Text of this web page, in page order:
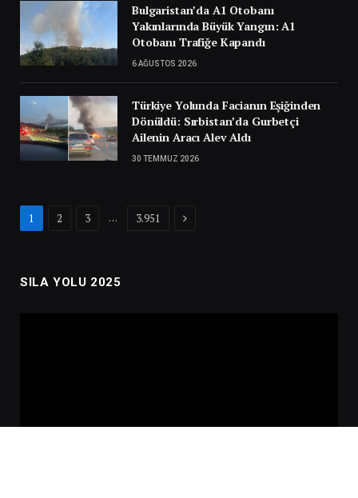
Bulgaristan’da A1 Otobanı
Yakınlarında Büyük Yangın: A1
Otobanı Trafiğe Kapandı
6 AĞUSTOS 2026
Türkiye Yolunda Facianın Eşiğinden
Dönüldü: Sırbistan’da Gurbetçi
Ailenin Aracı Alev Aldı
30 TEMMUZ 2026
1 2 3 … 3.951 Next
SILA YOLU 2025